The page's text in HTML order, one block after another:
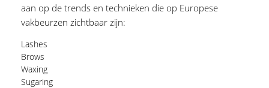
aan op de trends en technieken die op Europese
vakbeurzen zichtbaar zijn:
Lashes
Brows
Waxing
Sugaring